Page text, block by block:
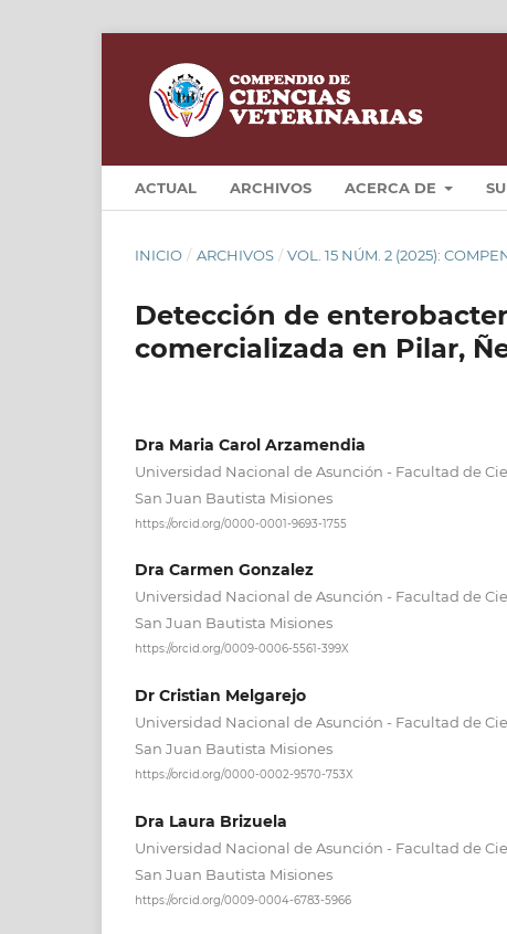
ACTUAL ARCHIVOS ACERCA DE
INICIO / ARCHIVOS / VOL. 15 NÚM. 2 (2025):
Detección de
comercializada en Pilar,
Dra Maria Carol Arzamendia
Universidad Nacional de Asunción - Facultad de
San Juan Bautista Misiones
https://orcid.org/0000-0001-9693-1755
Dra Carmen Gonzalez
Universidad Nacional de Asunción - Facultad de
San Juan Bautista Misiones
https://orcid.org/0009-0006-5561-399X
Dr Cristian Melgarejo
Universidad Nacional de Asunción - Facultad de
San Juan Bautista Misiones
https://orcid.org/0000-0002-9570-753X
Dra Laura Brizuela
Universidad Nacional de Asunción - Facultad de
San Juan Bautista Misiones
https://orcid.org/0009-0004-6783-5966